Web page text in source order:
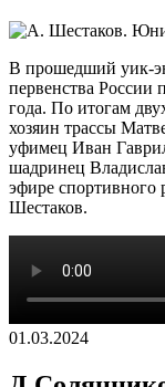
В прошедший уик-
первенства России
года. По итогам
хозяин трассы
уфимец Иван
шадринец
эфире
Шестаков.
01.03.2024